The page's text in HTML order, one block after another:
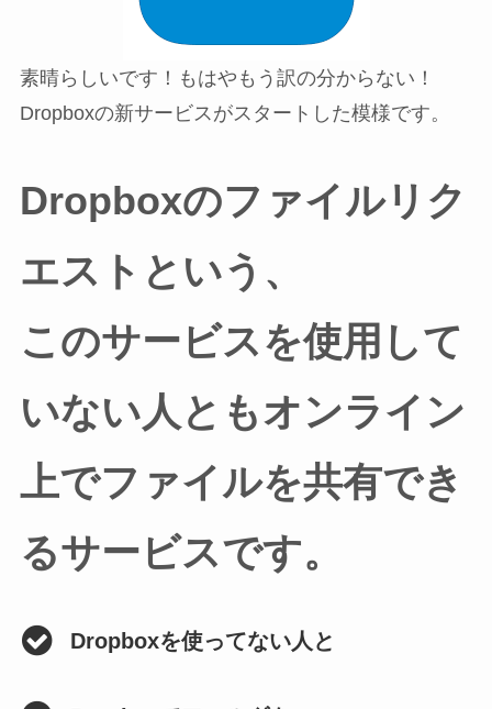
素晴らしいです！もはやもう訳の分からない！
Dropboxの新サービスがスタートした模様です。
Dropboxのファイルリク
エストという、
このサービスを使用して
いない人ともオンライン
上でファイルを共有でき
るサービスです。
Dropboxを使ってない人と